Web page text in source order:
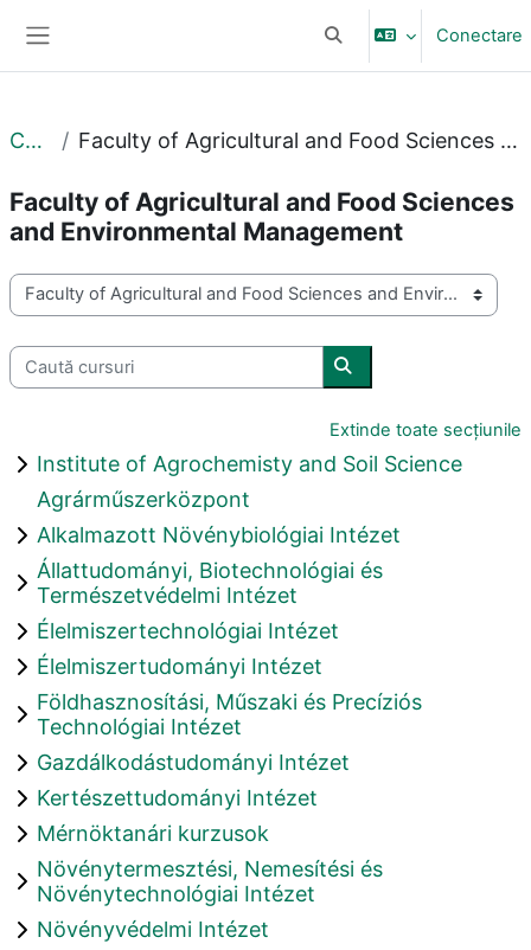
Afișați căutareaConectare
Cursuri Faculty of Agricultural and Food Sciences and Environmental Management
Faculty of Agricultural and Food Sciences
and Environmental Management
Categorii curs
Caută cursuri
Caută cursuri
Extinde toate secțiunile
Institute of Agrochemisty and Soil Science
Agrárműszerközpont
Alkalmazott Növénybiológiai Intézet
Állattudományi, Biotechnológiai és
Természetvédelmi Intézet
Élelmiszertechnológiai Intézet
Élelmiszertudományi Intézet
Földhasznosítási, Műszaki és Precíziós
Technológiai Intézet
Gazdálkodástudományi Intézet
Kertészettudományi Intézet
Mérnöktanári kurzusok
Növénytermesztési, Nemesítési és
Növénytechnológiai Intézet
Növényvédelmi Intézet